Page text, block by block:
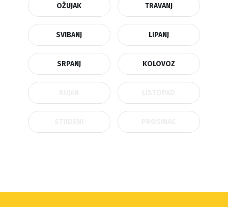
OŽUJAK TRAVANJ
SVIBANJ LIPANJ
SRPANJ KOLOVOZ